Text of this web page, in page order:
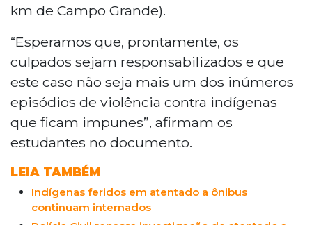
km de Campo Grande).
“Esperamos que, prontamente, os
culpados sejam responsabilizados e que
este caso não seja mais um dos inúmeros
episódios de violência contra indígenas
que ficam impunes”, afirmam os
estudantes no documento.
LEIA TAMBÉM
Indígenas feridos em atentado a ônibus
continuam internados